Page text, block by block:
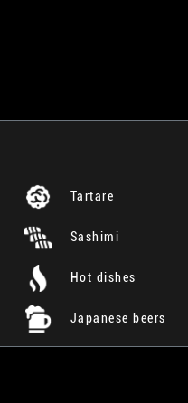
Tartare
Sashimi
Hot dishes
Japanese beers